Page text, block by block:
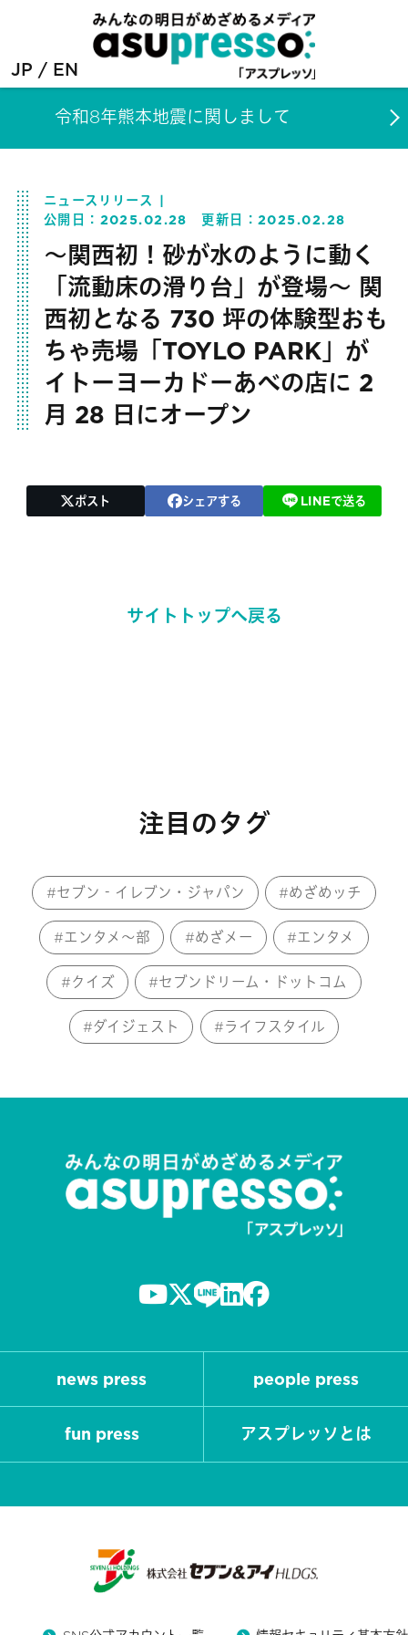
JP EN
令和8年熊本地震に関しまして
ニュースリリース
公開日： 2025.02.28 更新日：2025.02.28
～関西初！砂が水のように動く
「流動床の滑り台」が登場～ 関
西初となる 730 坪の体験型おも
ちゃ売場「TOYLO PARK」が
イトーヨーカドーあべの店に 2
月 28 日にオープン
ポスト シェアする LINEで送る
サイトトップへ戻る
注目のタグ
セブン‐イレブン・ジャパン めざめッチ
エンタメ～部 めざメー エンタメ
クイズ セブンドリーム・ドットコム
ダイジェスト ライフスタイル
news press people press
fun press アスプレッソとは